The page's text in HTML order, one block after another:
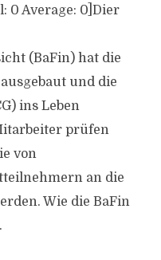
0 Average: 0]Dier
(BaFin) hat die
und die
ins Leben
prüfen
von
an die
Wie die BaFin